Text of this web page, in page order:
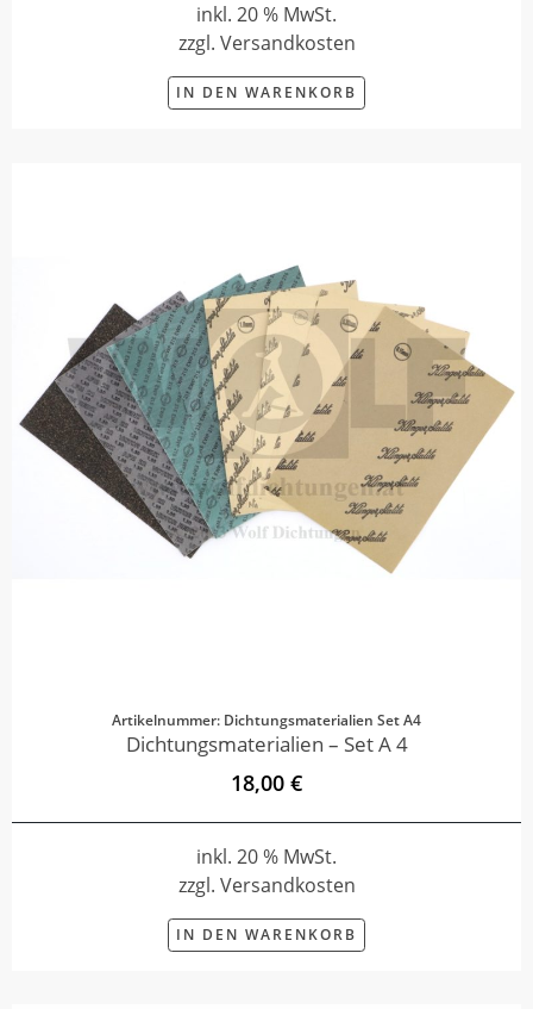
inkl. 20 % MwSt.
zzgl. Versandkosten
IN DEN WARENKORB
Artikelnummer: Dichtungsmaterialien Set A4
Dichtungsmaterialien – Set A 4
18,00 €
inkl. 20 % MwSt.
zzgl. Versandkosten
IN DEN WARENKORB